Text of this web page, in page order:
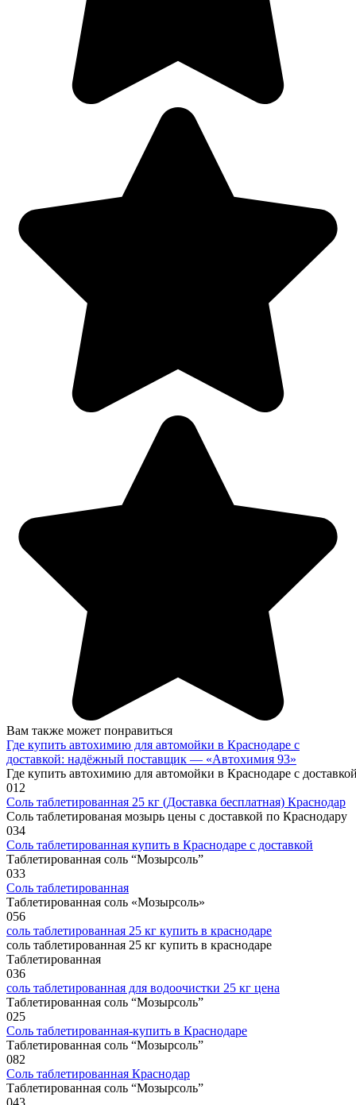
Вам также может понравиться
Где купить автохимию для автомойки в Краснодаре с
доставкой: надёжный поставщик — «Автохимия 93»
Где купить автохимию для автомойки в Краснодаре с
012
Соль таблетированная 25 кг (Доставка бесплатная) Краснодар
Соль таблетированая мозырь цены с доставкой по Краснодару
034
Соль таблетированная купить в Краснодаре с доставкой
Таблетированная соль “Мозырсоль”
033
Соль таблетированная
Таблетированная соль «Мозырсоль»
056
соль таблетированная 25 кг купить в краснодаре
соль таблетированная 25 кг купить в краснодаре
Таблетированная
036
соль таблетированная для водоочистки 25 кг цена
Таблетированная соль “Мозырсоль”
025
Соль таблетированная-купить в Краснодаре
Таблетированная соль “Мозырсоль”
082
Соль таблетированная Краснодар
Таблетированная соль “Мозырсоль”
043